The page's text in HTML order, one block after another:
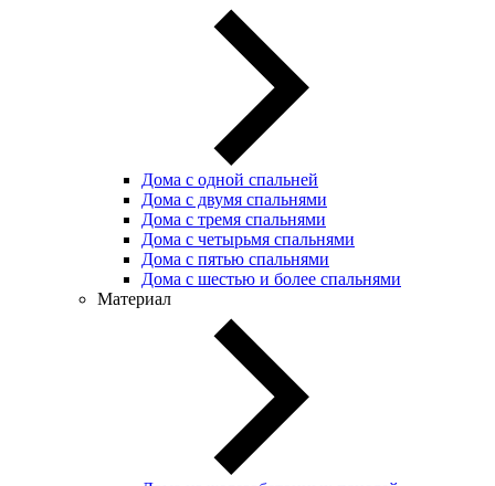
Дома с одной спальней
Дома с двумя спальнями
Дома с тремя спальнями
Дома с четырьмя спальнями
Дома с пятью спальнями
Дома с шестью и более спальнями
Материал